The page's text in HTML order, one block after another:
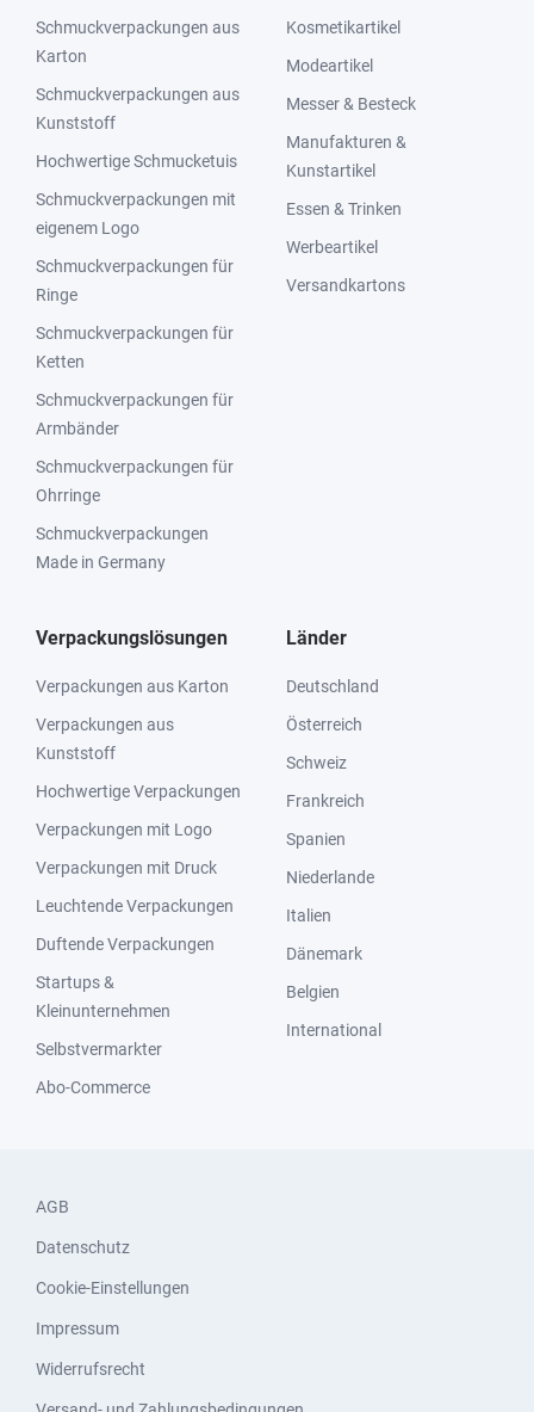
Schmuckverpackungen aus
Karton
Schmuckverpackungen aus
Kunststoff
Hochwertige Schmucketuis
Schmuckverpackungen mit
eigenem Logo
Schmuckverpackungen für
Ringe
Schmuckverpackungen für
Ketten
Schmuckverpackungen für
Armbänder
Schmuckverpackungen für
Ohrringe
Schmuckverpackungen
Made in Germany
Kosmetikartikel
Modeartikel
Messer & Besteck
Manufakturen &
Kunstartikel
Essen & Trinken
Werbeartikel
Versandkartons
Verpackungslösungen
Verpackungen aus Karton
Verpackungen aus
Kunststoff
Hochwertige Verpackungen
Verpackungen mit Logo
Verpackungen mit Druck
Leuchtende Verpackungen
Duftende Verpackungen
Startups &
Kleinunternehmen
Selbstvermarkter
Abo-Commerce
Länder
Deutschland
Österreich
Schweiz
Frankreich
Spanien
Niederlande
Italien
Dänemark
Belgien
International
AGB
Datenschutz
Cookie-Einstellungen
Impressum
Widerrufsrecht